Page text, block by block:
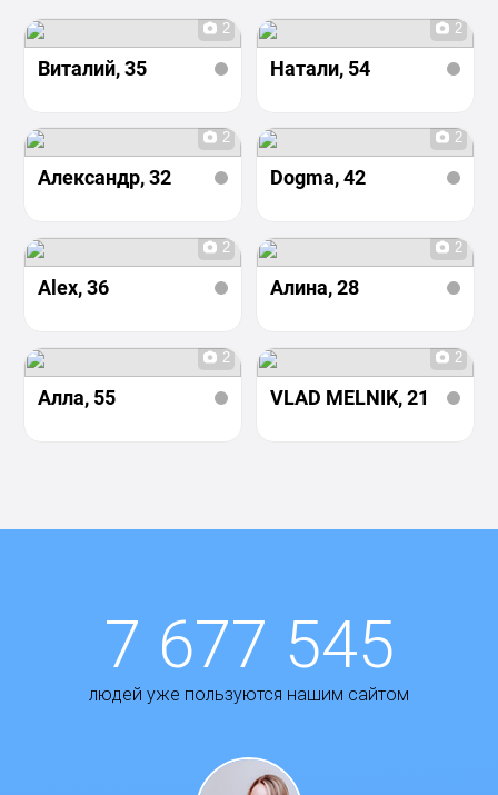
2
Виталий, 35
2
Натали, 54
2
Александр, 32
2
Dogma, 42
2
Alex, 36
2
Алина, 28
2
Aлла, 55
2
VLAD MELNIK, 21
7 677 545
людей уже пользуются нашим сайтом